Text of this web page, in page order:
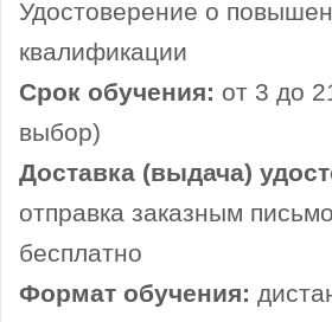
Удостоверение о
квалификации
Срок обучения: от 3 до
выбор)
Доставка (выдача)
отправка заказным
бесплатно
Формат обучения: